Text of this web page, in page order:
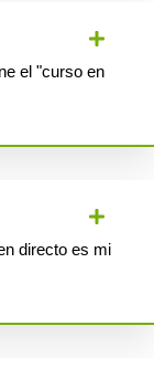
el "curso en
directo es mi